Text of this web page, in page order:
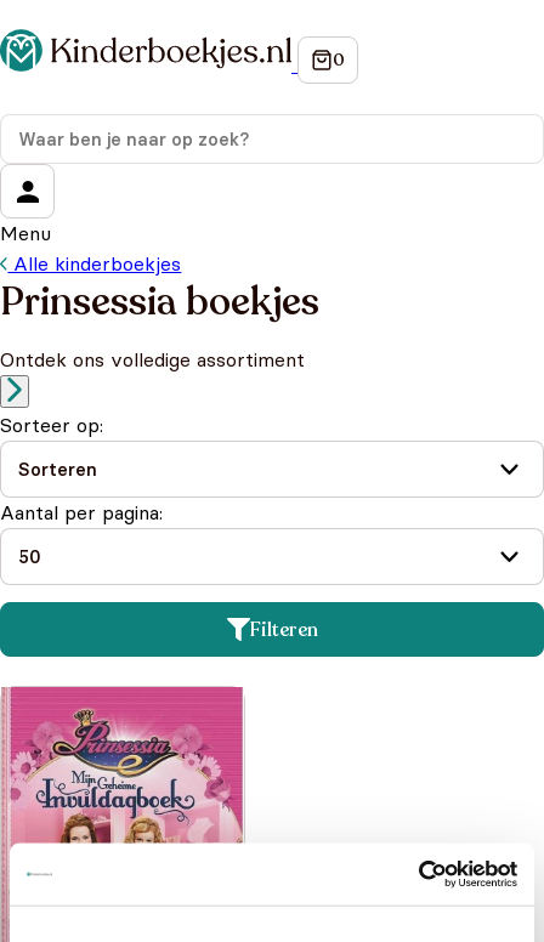
Menu
Alle kinderboekjes
Prinsessia boekjes
Ontdek ons volledige assortiment
Sorteer op:
Aantal per pagina:
Filteren